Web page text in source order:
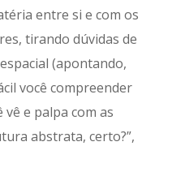
entre si e com os
tirando dúvidas de
(apontando,
você compreender
e palpa com as
abstrata, certo?”,